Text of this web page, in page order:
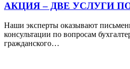
АКЦИЯ – ДВЕ УСЛУГИ
Наши эксперты оказывают
консультации по вопросам
гражданского…